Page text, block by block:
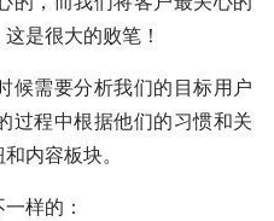
是很大的败笔！
候需要分析我们的目标用户
过程中根据他们的习惯和关
内容板块。
样的：